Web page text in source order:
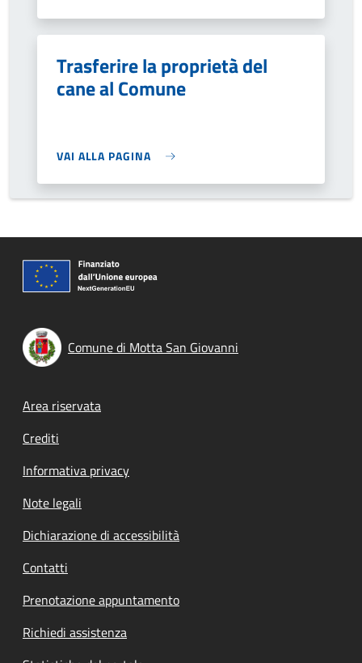
Trasferire la proprietà del
cane al Comune
VAI ALLA PAGINA
Comune di Motta San Giovanni
Footer menu
Area riservata
Crediti
Informativa privacy
Note legali
Dichiarazione di accessibilità
Contatti
Prenotazione appuntamento
Richiedi assistenza